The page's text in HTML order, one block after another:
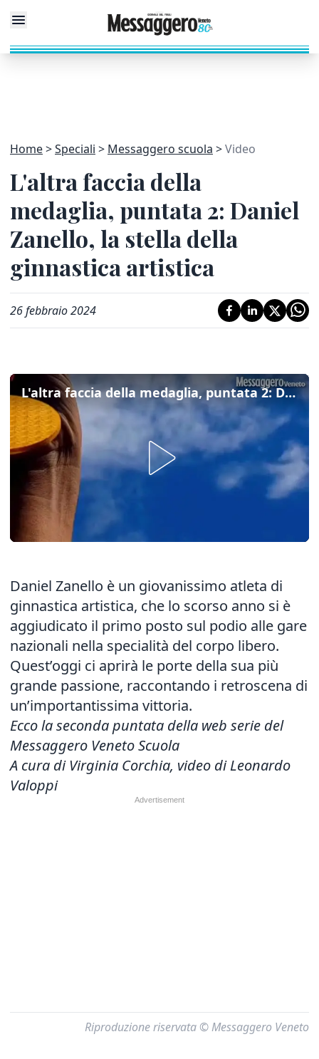
Home Speciali Messaggero scuola Video
L'altra faccia della
medaglia, puntata 2: Daniel
Zanello, la stella della
ginnastica artistica
26 febbraio 2024
L'altra faccia della medaglia, puntata 2: Daniel Zanello, la stella della ginnastica artistica
Daniel Zanello è un giovanissimo atleta di
ginnastica artistica, che lo scorso anno si è
aggiudicato il primo posto sul podio alle gare
nazionali nella specialità del corpo libero.
Quest’oggi ci aprirà le porte della sua più
grande passione, raccontando i retroscena di
un’importantissima vittoria.
Ecco la seconda puntata della web serie del
Messaggero Veneto Scuola
A cura di Virginia Corchia, video di Leonardo
Valoppi
Riproduzione riservata © Messaggero Veneto